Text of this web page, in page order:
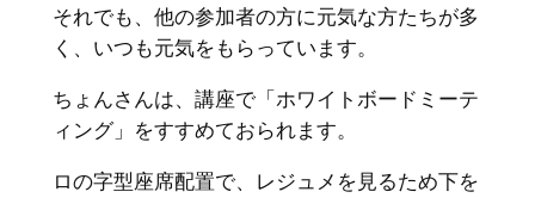
それでも、他の参加者の方に元気な方たちが多
く、いつも元気をもらっています。
ちょんさんは、講座で「ホワイトボードミーテ
ィング」をすすめておられます。
ロの字型座席配置で、レジュメを見るため下を